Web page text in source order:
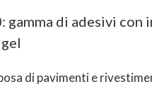
gamma di adesivi con
di pavimenti e